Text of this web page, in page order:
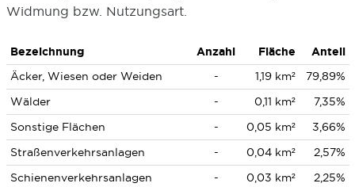
Widmung bzw. Nutzungsart.
Bezeichnung Anzahl Fläche
Anteil
Äcker, Wiesen oder Weiden
- 1,19 km²
79,89%
Wälder
- 0,11 km²
7,35%
Sonstige Flächen
- 0,05 km²
3,66%
Straßenverkehrsanlagen
- 0,04 km²
2,57%
Schienenverkehrsanlagen
- 0,03 km² 2,25%